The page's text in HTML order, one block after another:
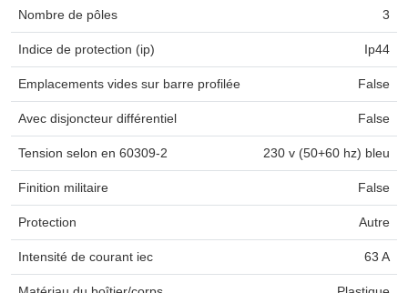
Nombre de pôles 3
Indice de protection (ip) Ip44
Emplacements vides sur barre profilée False
Avec disjoncteur différentiel False
Tension selon en 60309-2 230 v (50+60 hz) bleu
Finition militaire False
Protection Autre
Intensité de courant iec 63 A